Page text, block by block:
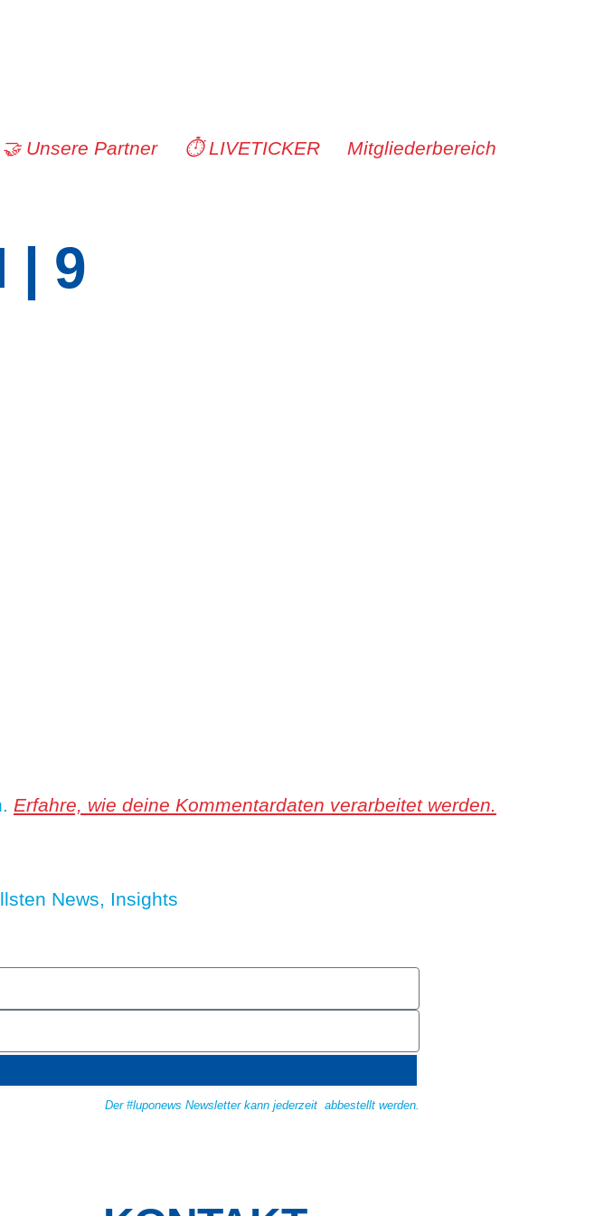
🤝 Unsere Partner ⏱️ LIVETICKER Mitgliederbereich
| 9
Erfahre, wie deine Kommentardaten verarbeitet werden.
News, Insights
Der #luponews Newsletter kann jederzeit abbestellt werden.